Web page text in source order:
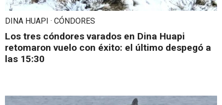
DINA HUAPI · CÓNDORES
Los tres cóndores varados en Dina Huapi
retomaron vuelo con éxito: el último despegó a
las 15:30